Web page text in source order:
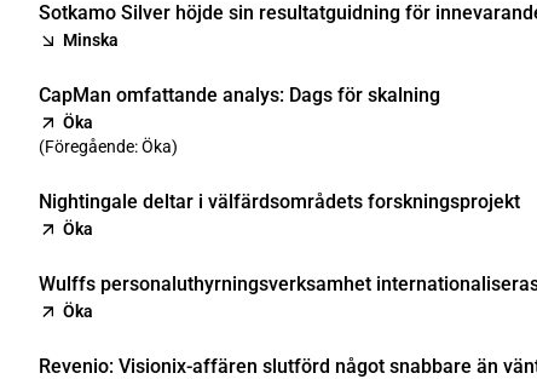
Sotkamo Silver höjde sin resultatguidning för
Minska
CapMan omfattande analys: Dags för skalning
Öka
(Föregående: Öka)
Nightingale deltar i välfärdsområdets forskningsprojekt
Öka
Wulffs personaluthyrningsverksamhet
Öka
Revenio: Visionix-affären slutförd något snabbare än